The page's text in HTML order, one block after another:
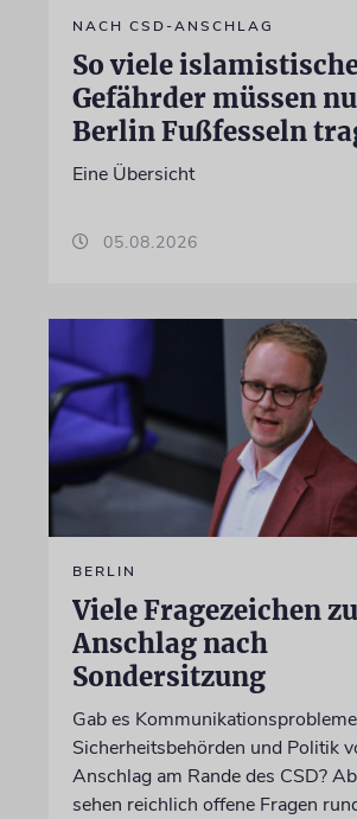
NACH CSD-ANSCHLAG
So viele
Gefährder müssen
Berlin Fußfesseln
Eine Übersicht
05.08.2026
BERLIN
Viele Fragezeichen
Anschlag nach
Sondersitzung
Gab es
Sicherheitsbehörden und Politik
Anschlag am Rande des CSD?
sehen reichlich offene Fragen